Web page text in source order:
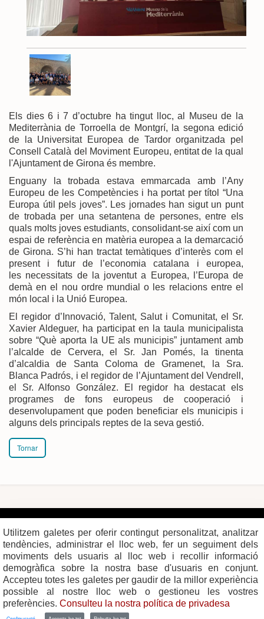
Els dies 6 i 7 d’octubre ha tingut lloc, al Museu de la
Mediterrània de Torroella de Montgrí, la segona edició
de la Universitat Europea de Tardor organitzada pel
Consell Català del Moviment Europeu, entitat de la qual
l'Ajuntament de Girona és membre.
Enguany la trobada estava emmarcada amb l’Any
Europeu de les Competències i ha portat per títol “Una
Europa útil pels joves”. Les jornades han sigut un punt
de trobada per una setantena de persones, entre els
quals molts joves estudiants, consolidant-se així com un
espai de referència en matèria europea a la demarcació
de Girona. S’hi han tractat temàtiques d’interès com el
present i futur de l’economia catalana i europea,
les necessitats de la joventut a Europea, l’Europa de
demà en el nou ordre mundial o les relacions entre el
món local i la Unió Europea.
El regidor d’Innovació, Talent, Salut i Comunitat, el Sr.
Xavier Aldeguer, ha participat en la taula municipalista
sobre “Què aporta la UE als municipis” juntament amb
l’alcalde de Cervera, el Sr. Jan Pomés, la tinenta
d’alcaldia de Santa Coloma de Gramenet, la Sra.
Blanca Padrós, i el regidor de l’Ajuntament del Vendrell,
el Sr. Alfonso González. El regidor ha destacat els
programes de fons europeus de cooperació i
desenvolupament que poden beneficiar els municipis i
alguns dels principals reptes de la seva gestió.
Tornar
17004 GIRONA
Tel. 972 419 010
Mapa del web
Mapa de xarxes
Avís legal
Utilitzem galetes per oferir contingut personalitzat, analitzar
tendències, administrar el lloc web, fer un seguiment dels
moviments dels usuaris al lloc web i recollir informació
demogràfica sobre la nostra base d'usuaris en conjunt.
Accepteu totes les galetes per gaudir de la millor experiència
possible al nostre lloc web o gestioneu les vostres
preferències. Consulteu la nostra política de privadesa